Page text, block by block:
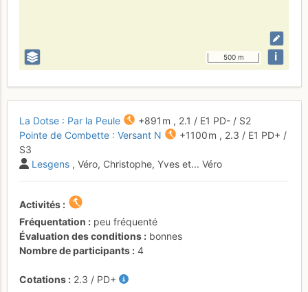
500 m i
La Dotse : Par la Peule +891 m , 2.1 / E1 PD- / S2
Pointe de Combette : Versant N
+1100 m , 2.3 / E1 PD+ /
S3
Lesgens , Véro, Christophe, Yves et... Véro
Activités
Fréquentation
peu fréquenté
Évaluation des conditions
bonnes
Nombre de participants
4
Cotations 2.3 / PD+